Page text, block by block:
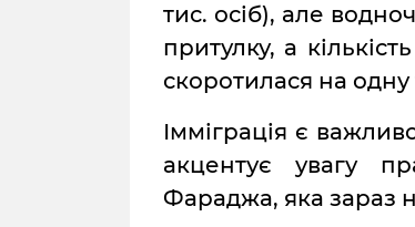
тис. осіб), але
притулку, а
скоротилася на одну
Імміграція є
акцентує увагу
Фараджа, яка зараз